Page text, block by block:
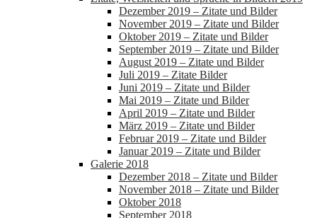
Dezember 2019 – Zitate und Bilder
November 2019 – Zitate und Bilder
Oktober 2019 – Zitate und Bilder
September 2019 – Zitate und Bilder
August 2019 – Zitate und Bilder
Juli 2019 – Zitate Bilder
Juni 2019 – Zitate und Bilder
Mai 2019 – Zitate und Bilder
April 2019 – Zitate und Bilder
März 2019 – Zitate und Bilder
Februar 2019 – Zitate und Bilder
Januar 2019 – Zitate und Bilder
Galerie 2018
Dezember 2018 – Zitate und Bilder
November 2018 – Zitate und Bilder
Oktober 2018
September 2018